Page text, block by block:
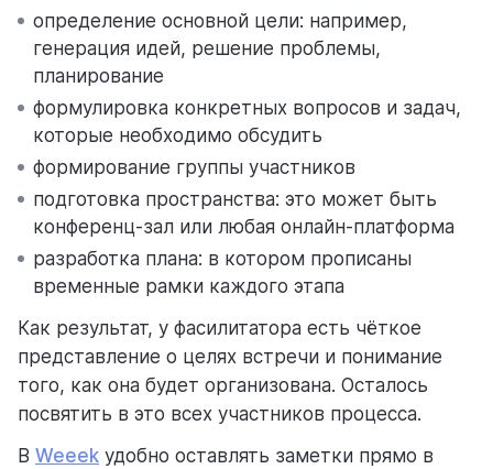
определение основной цели: например,
генерация идей, решение проблемы,
планирование
формулировка конкретных вопросов и задач,
которые необходимо обсудить
формирование группы участников
подготовка пространства: это может быть
конференц-зал или любая онлайн-платформа
разработка плана: в котором прописаны
временные рамки каждого этапа
Как результат, у фасилитатора есть чёткое
представление о целях встречи и понимание
того, как она будет организована. Осталось
посвятить в это всех участников процесса.
В Weeek удобно оставлять заметки прямо в